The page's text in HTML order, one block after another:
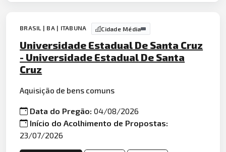
BRASIL | BA | ITABUNA Cidade Média
Universidade Estadual De Santa Cruz
- Universidade Estadual De Santa
Cruz
Aquisição de bens comuns
Data do Pregão:04/08/2026
Início do Acolhimento de Propostas:
23/07/2026